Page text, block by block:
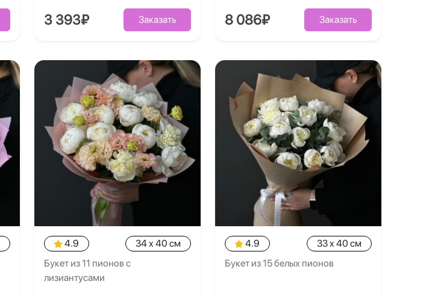
3 393₽ Заказать 8 086₽ Заказать
4.9
34 x 40 см
Букет из 11 пионов с
лизиантусами
4.9
33 x 40 см
Букет из 15 белых пионов